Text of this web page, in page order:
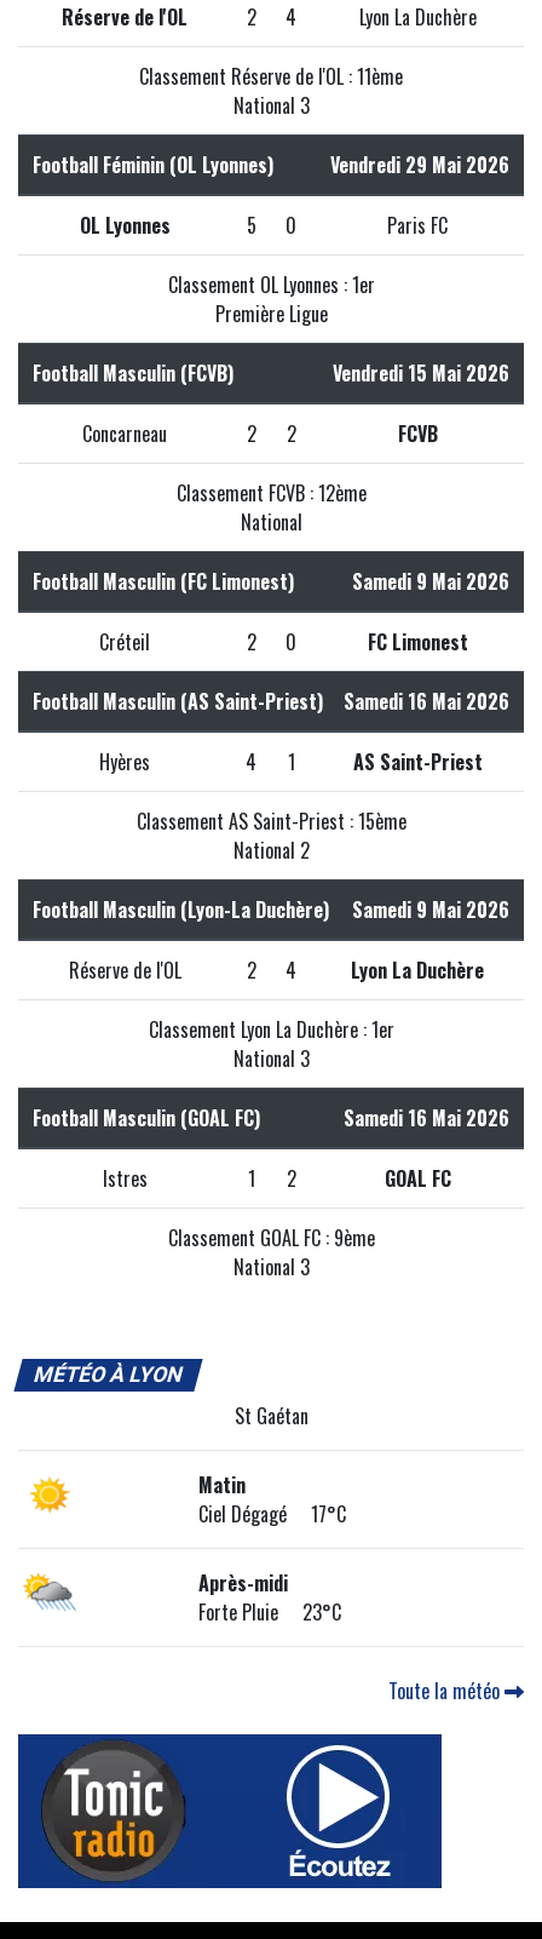
Réserve de l'OL 2 4 Lyon La Duchère
Classement Réserve de l'OL : 11ème
National 3
Football Féminin (OL Lyonnes) Vendredi 29 Mai 2026
OL Lyonnes 5 0 Paris FC
Classement OL Lyonnes : 1er
Première Ligue
Football Masculin (FCVB) Vendredi 15 Mai 2026
Concarneau 2 2 FCVB
Classement FCVB : 12ème
National
Football Masculin (FC Limonest) Samedi 9 Mai 2026
Créteil 2 0 FC Limonest
Football Masculin (AS Saint-Priest) Samedi 16 Mai 2026
Hyères 4 1 AS Saint-Priest
Classement AS Saint-Priest : 15ème
National 2
Football Masculin (Lyon-La Duchère) Samedi 9 Mai 2026
Réserve de l'OL 2 4 Lyon La Duchère
Classement Lyon La Duchère : 1er
National 3
Football Masculin (GOAL FC) Samedi 16 Mai 2026
Istres 1 2 GOAL FC
Classement GOAL FC : 9ème
National 3
MÉTÉO À LYON
St Gaétan
Matin
Ciel Dégagé 17°C
Après-midi
Forte Pluie 23°C
Toute la météo